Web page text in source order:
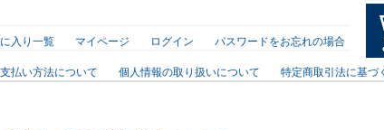
入り一覧 マイページ ログイン パスワードをお忘れの場合
払い方法について 個人情報の取り扱いについて 特定商取引法に基づ